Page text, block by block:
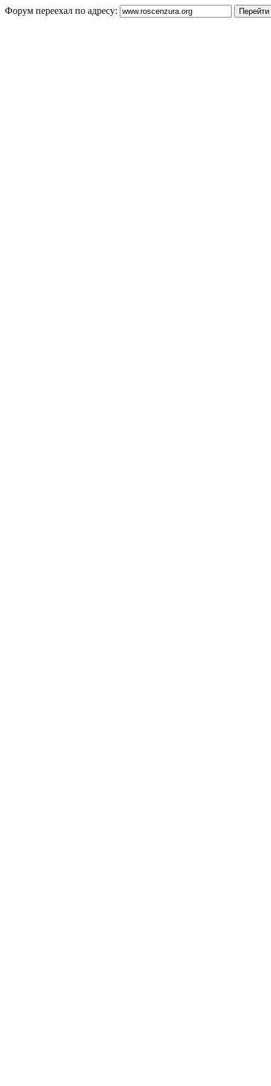
Форум переехал по адресу: